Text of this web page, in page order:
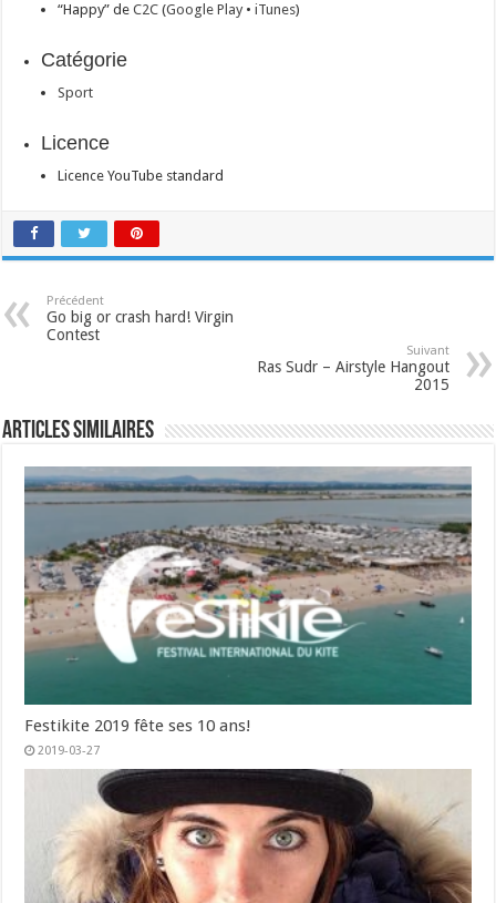
“Happy” deC2C (Google Play •iTunes)
Catégorie
Sport
Licence
Licence YouTube standard
Précédent
Go big or crash hard! Virgin
Contest
Suivant
Ras Sudr – Airstyle Hangout
2015
Articles similaires
Festikite 2019 fête ses 10 ans!
2019-03-27